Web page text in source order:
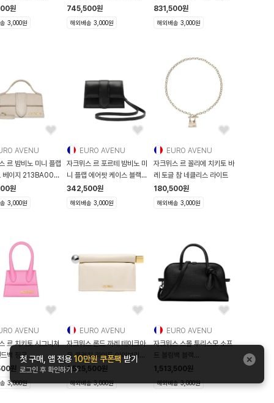
첫 구매, 앱 전용 10만원 쿠폰팩받기
로그인 후 확인하기
원
3,000원
3060 120 213BA
745,500원
해외배송 3,000원
831,500원
해외배송 3,000원
AVENU
르 밤비노 미니 플랩
베이지 213BA006
2
원
3,000원
EURO AVENU
자크뮈스 르 포르테 밤비노 미
니 플랩 에어팟 케이스 블랙
23
342,500원
해외배송 3,000원
EURO AVENU
자크뮈스 르 꼴리에 치키토 바
레 토글 참 네클리스 라이트
180,500원
해외배송 3,000원
AVENU
르 치키토 시그니쳐
백 핑크
3060 43
원
3,000원
EURO AVENU
자크뮈스 론드 까레 테이크아
웃 클러치 라이트 아이보리
BAW0
1,525,500원
해외배송 3,000원
EURO AVENU
자크뮈스 스몰 투리스모 소프
트 볼링백 블랙
BAW00416AC0 3A03
990
1,513,500원
해외배송 3,000원